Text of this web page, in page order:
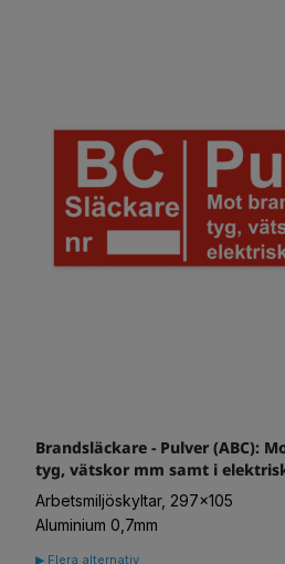
Brandsläckare - Pulver (ABC):
tyg, vätskor mm samt i
Arbetsmiljöskyltar, 297x105
Aluminium 0,7mm
▶ Flera alternativ